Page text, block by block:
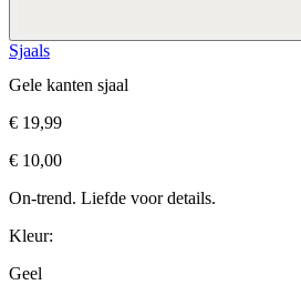
Sjaals
Gele kanten sjaal
€ 19,99
€ 10,00
On-trend. Liefde voor details.
Kleur:
Geel